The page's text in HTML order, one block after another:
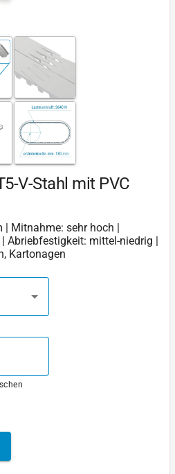
V-Stahl mit PVC
| Mitnahme: sehr hoch |
Abriebfestigkeit: mittel-niedrig |
Kartonagen